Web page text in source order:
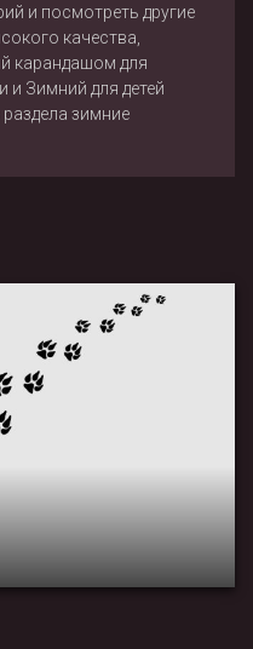
и посмотреть другие
качества,
карандашом для
и Зимний для детей
раздела зимние